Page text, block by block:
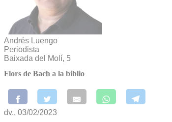
Andrés Luengo
Periodista
Baixada del Molí, 5
Flors de Bach a la biblio
dv., 03/02/2023